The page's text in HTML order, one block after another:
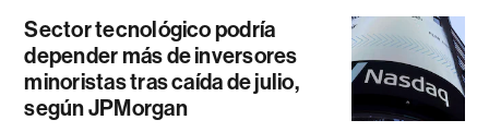
Sector tecnológico podría
depender más de inversores
minoristas tras caída de julio,
según JPMorgan